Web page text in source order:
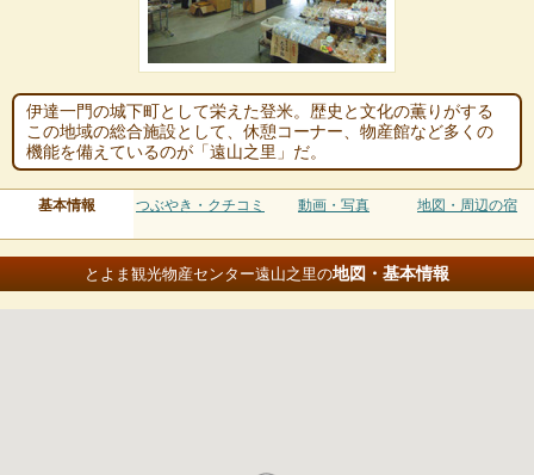
伊達一門の城下町として栄えた登米。歴史と文化の薫りがする
この地域の総合施設として、休憩コーナー、物産館など多くの
機能を備えているのが「遠山之里」だ。
基本情報 つぶやき・クチコミ 動画・写真 地図・周辺の宿
とよま観光物産センター遠山之里の地図・基本情報